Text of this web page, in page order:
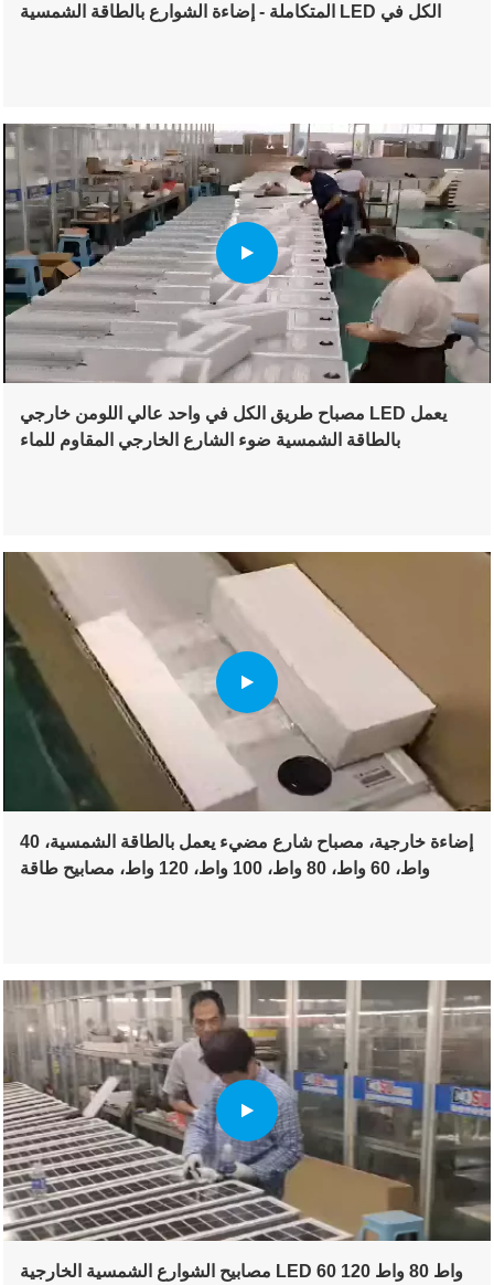
المتكاملة - إضاءة الشوارع بالطاقة الشمسية LED الكل في
مصباح طريق الكل في واحد عالي اللومن خارجي LED يعمل
بالطاقة الشمسية ضوء الشارع الخارجي المقاوم للماء
إضاءة خارجية، مصباح شارع مضيء يعمل بالطاقة الشمسية، 40
واط، 60 واط، 80 واط، 100 واط، 120 واط، مصابيح طاقة
مصابيح الشوارع الشمسية الخارجية LED 60 واط 80 واط 120